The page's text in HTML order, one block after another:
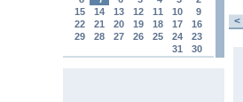
9
10
11
12
13
14
15
16
17
18
19
20
21
22
23
24
25
26
27
28
29
30
31